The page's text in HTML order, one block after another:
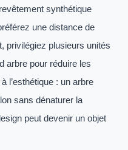
synthétique
une distance de
privilégiez plusieurs unités
arbre pour réduire les
l’esthétique : un arbre
sans dénaturer la
peut devenir un objet